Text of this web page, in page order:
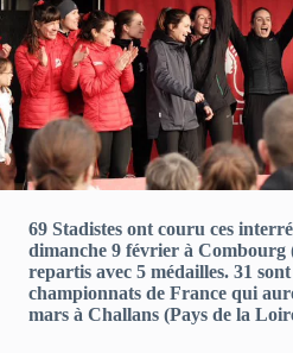
69 Stadistes ont couru ces
dimanche 9 février à Combourg
repartis avec 5 médailles. 31
championnats de France qui
mars à Challans (Pays de la